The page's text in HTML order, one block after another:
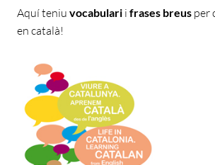
Aquí teniu vocabulari i frases breus per
en català!